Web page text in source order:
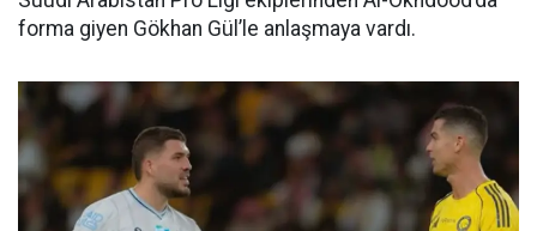
forma giyen Gökhan Gül’le anlaşmaya vardı.